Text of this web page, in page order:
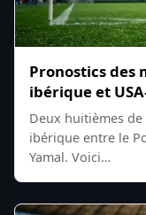
Pronostics des
ibérique et
Deux huitièmes
ibérique entre le
Yamal. Voici…